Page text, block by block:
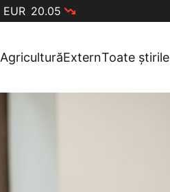
EUR 20.05
AgriculturăExternToate știrile